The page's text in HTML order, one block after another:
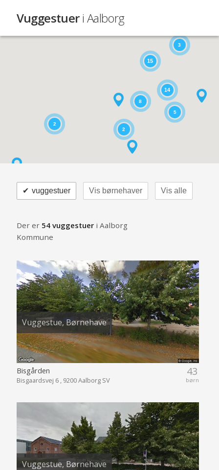
Vuggestueri Aalborg
5
15
2
8
14
3
2
vuggestuer
✔ Vis børnehaver Vis alle
Der er 54 vuggestueri Aalborg
Kommune
Vuggestue, Børnehave
43
børn
Bisgården
Bisgaardsvej 6 , 9200 Aalborg SV
Vuggestue, Børnehave